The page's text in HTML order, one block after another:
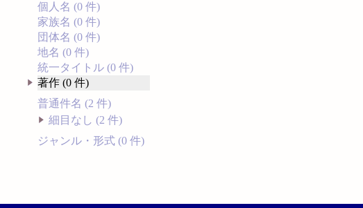
個人名 (0 件)
家族名 (0 件)
団体名 (0 件)
地名 (0 件)
統一タイトル (0 件)
著作 (0 件)
普通件名 (2 件)
細目なし (2 件)
ジャンル・形式 (0 件)